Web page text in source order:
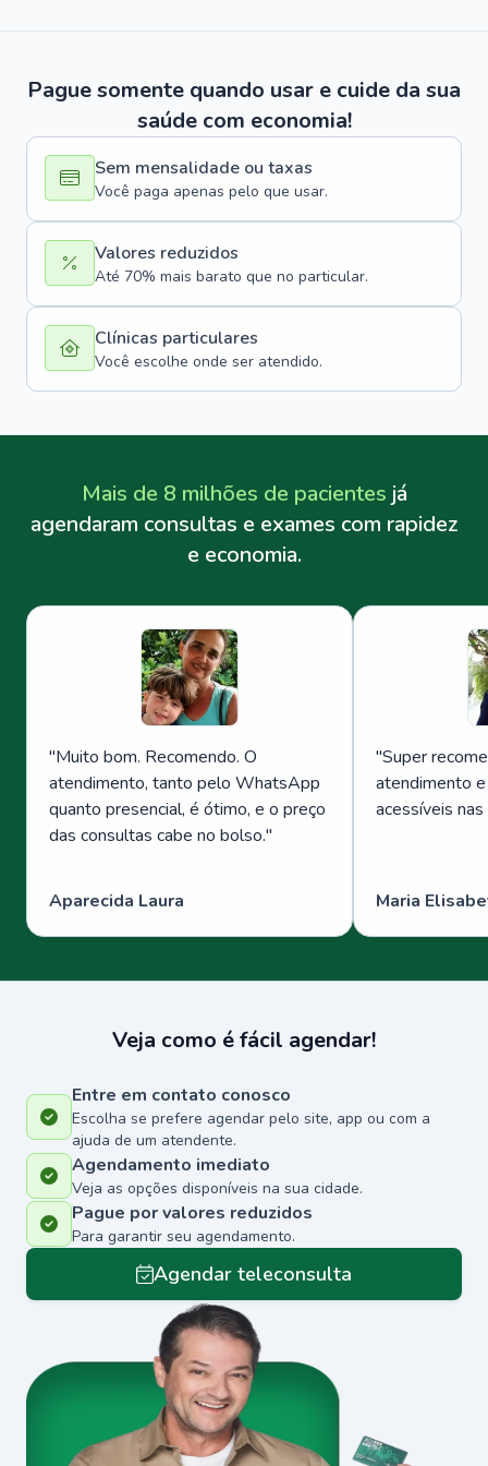
Pague somente quando usar e cuide da sua
saúde com economia!
Sem mensalidade ou taxas
Você paga apenas pelo que usar.
Valores reduzidos
Até 70% mais barato que no particular.
Clínicas particulares
Você escolhe onde ser atendido.
Mais de 8 milhões de pacientes já
agendaram consultas e exames com rapidez
e economia.
"Muito bom. Recomendo. O
atendimento, tanto pelo WhatsApp
quanto presencial, é ótimo, e o preço
das consultas cabe no bolso."
Aparecida Laura
"Super
atendimento
acessíveis
Maria
Veja como é fácil agendar!
Entre em contato conosco
Escolha se prefere agendar pelo site, app ou com a
ajuda de um atendente.
Agendamento imediato
Veja as opções disponíveis na sua cidade.
Pague por valores reduzidos
Para garantir seu agendamento.
Agendar teleconsulta